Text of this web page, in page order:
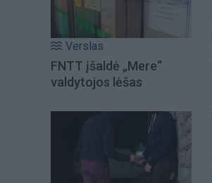
Verslas
FNTT įšaldė „Mere“
valdytojos lėšas